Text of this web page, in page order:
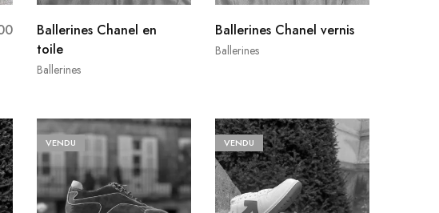
Ballerines
Ballerines Chanel en
toile
Ballerines
Ballerines Chanel vernis
VENDU VENDU